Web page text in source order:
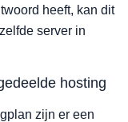
heeft, kan dit
server in
hosting
zijn er een